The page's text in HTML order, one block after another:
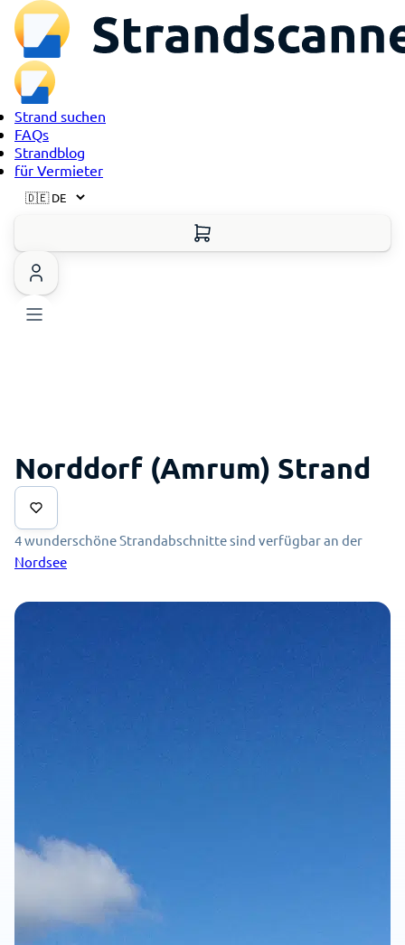
Strand suchen
FAQs
Strandblog
für Vermieter
Norddorf (Amrum) Strand
4 wunderschöne Strandabschnitte sind verfügbar an der
Nordsee